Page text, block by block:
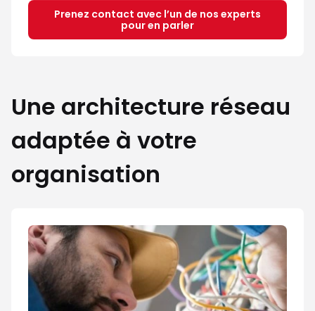
Prenez contact avec l’un de nos experts
pour en parler
Une architecture réseau
adaptée à votre
organisation